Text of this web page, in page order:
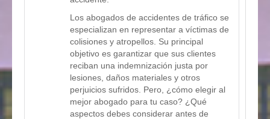
Los abogados de accidentes de tráfico se
especializan en representar a víctimas de
colisiones y atropellos. Su principal
objetivo es garantizar que sus clientes
reciban una indemnización justa por
lesiones, daños materiales y otros
perjuicios sufridos. Pero, ¿cómo elegir al
mejor abogado para tu caso? ¿Qué
aspectos debes considerar antes de